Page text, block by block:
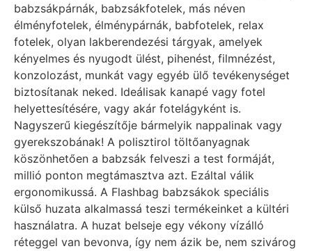
babzsákpárnák, babzsákfotelek, más néven
élményfotelek, élménypárnák, babfotelek, relax
fotelek, olyan lakberendezési tárgyak, amelyek
kényelmes és nyugodt ülést, pihenést, filmnézést,
konzolozást, munkát vagy egyéb ülő tevékenységet
biztosítanak neked. Ideálisak kanapé vagy fotel
helyettesítésére, vagy akár fotelágyként is.
Nagyszerű kiegészítője bármelyik nappalinak vagy
gyerekszobának! A polisztirol töltőanyagnak
köszönhetően a babzsák felveszi a test formáját,
millió ponton megtámasztva azt. Ezáltal válik
ergonomikussá. A Flashbag babzsákok speciális
külső huzata alkalmassá teszi termékeinket a kültéri
használatra. A huzat belseje egy vékony vízálló
réteggel van bevonva, így nem ázik be, nem szivárog